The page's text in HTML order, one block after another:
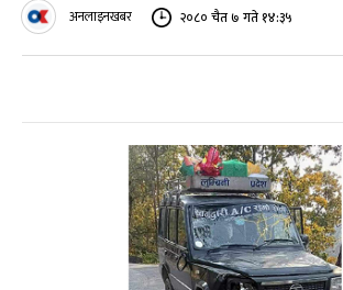
अनलाइनखबर २०८० चैत ७ गते १४:३५